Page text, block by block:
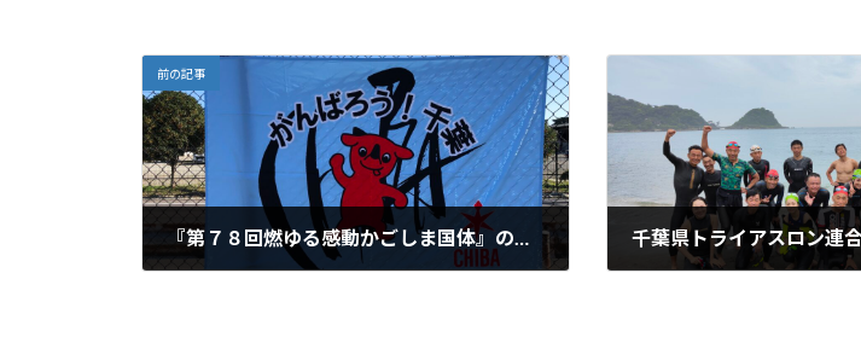
前の記事
『第７８回燃ゆる感動かごしま国体』の千葉県代表の選考基準について